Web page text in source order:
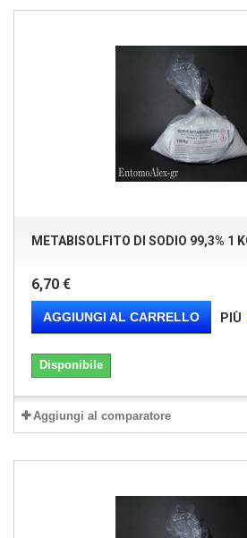
METABISOLFITO DI SODIO 99,3% 1
6,70 €
AGGIUNGI AL CARRELLO PIÙ
Disponibile
Aggiungi al comparatore